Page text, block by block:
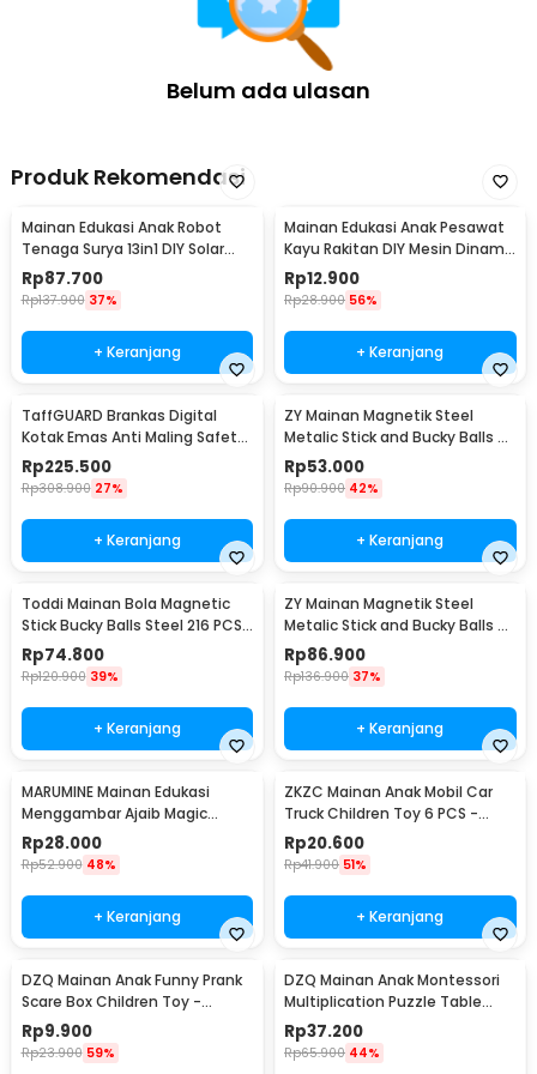
Belum ada ulasan
Produk Rekomendasi
Mainan Edukasi Anak Robot
Tenaga Surya 13in1 DIY Solar
Robot STEM - 2115A
Rp87.700
Rp137.900 37%
+ Keranjang
Mainan Edukasi Anak Pesawat
Kayu Rakitan DIY Mesin Dinamo
Elektrik - HF2205
Rp12.900
Rp28.900 56%
+ Keranjang
TaffGUARD Brankas Digital
Kotak Emas Anti Maling Safety
230x170x170mm - EB30
Rp225.500
Rp308.900 27%
+ Keranjang
ZY Mainan Magnetik Steel
Metalic Stick and Bucky Balls -
005
Rp53.000
Rp90.900 42%
+ Keranjang
Toddi Mainan Bola Magnetic
Stick Bucky Balls Steel 216 PCS
4.6x4.6x4.6mm - TH7005A
Rp74.800
Rp120.900 39%
+ Keranjang
ZY Mainan Magnetik Steel
Metalic Stick and Bucky Balls -
J75
Rp86.900
Rp136.900 37%
+ Keranjang
MARUMINE Mainan Edukasi
Menggambar Ajaib Magic
Luminous A4 - F66-A4L
Rp28.000
Rp52.900 48%
+ Keranjang
ZKZC Mainan Anak Mobil Car
Truck Children Toy 6 PCS -
XY422
Rp20.600
Rp41.900 51%
+ Keranjang
DZQ Mainan Anak Funny Prank
Scare Box Children Toy -
QW089
Rp9.900
Rp23.900 59%
DZQ Mainan Anak Montessori
Multiplication Puzzle Table
Math - QWZ45
Rp37.200
Rp65.900 44%